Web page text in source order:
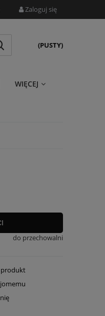
Zaloguj się
(PUSTY)
WIĘCEJ
do przechowalni